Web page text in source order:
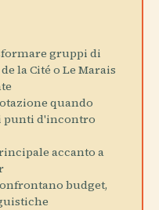
gruppi di
la Cité o Le Marais
quando
punti d'incontro
accanto a
budget,